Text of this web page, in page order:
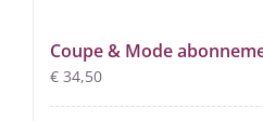
Coupe & Mode
€ 34,50